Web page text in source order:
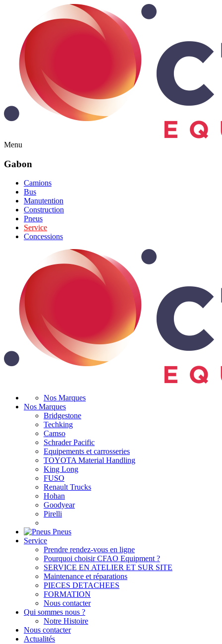
Menu
Gabon
Camions
Bus
Manutention
Construction
Pneus
Service
Concessions
Nos Marques
Nos Marques
Bridgestone
Techking
Camso
Schrader Pacific
Equipements et carrosseries
TOYOTA Material Handling
King Long
FUSO
Renault Trucks
Hohan
Goodyear
Pirelli
Pneus
Service
Prendre rendez-vous en ligne
Pourquoi choisir CFAO Equipment ?
SERVICE EN ATELIER ET SUR SITE
Maintenance et réparations
PIECES DETACHEES
FORMATION
Nous contacter
Qui sommes nous ?
Notre Histoire
Nous contacter
Actualités